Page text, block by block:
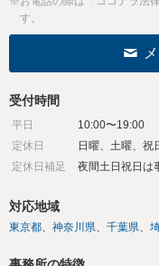
す。
受付時間
平日
10:00〜19:00
定休日
日曜、土曜、祝
定休日補足
夜間土日祝日は
対応地域
東京都 神奈川県 千葉県